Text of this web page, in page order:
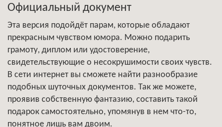
Официальный документ
Эта версия подойдёт парам, которые обладают
прекрасным чувством юмора. Можно подарить
грамоту, диплом или удостоверение,
свидетельствующие о несокрушимости своих чувств.
В сети интернет вы сможете найти разнообразие
подобных шуточных документов. Так же можете,
проявив собственную фантазию, составить такой
подарок самостоятельно, упомянув в нем что-то,
понятное лишь вам двоим.